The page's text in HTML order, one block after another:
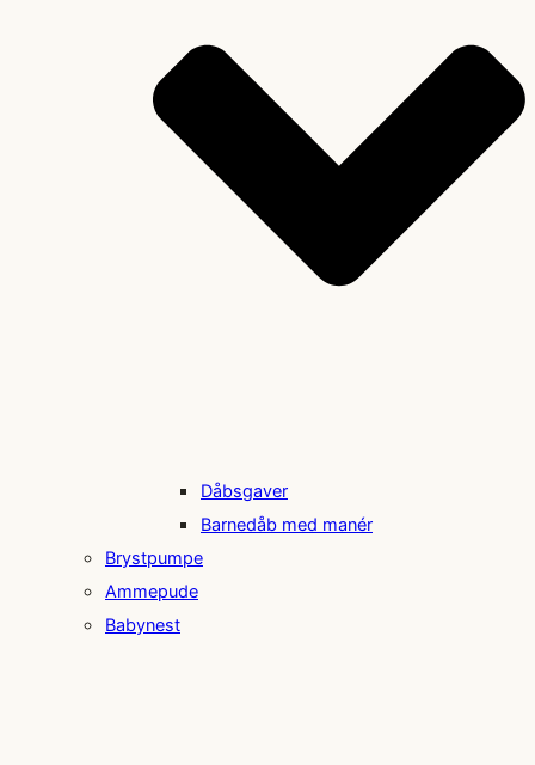
Dåbsgaver
Barnedåb med manér
Brystpumpe
Ammepude
Babynest